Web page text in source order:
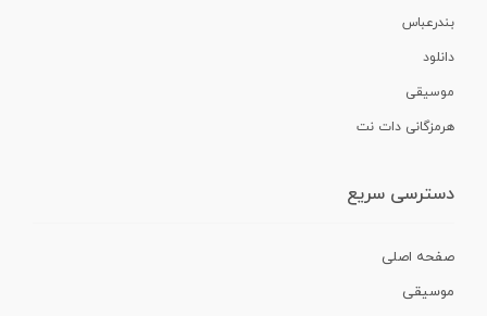
بندرعباس
دانلود
موسیقی
هرمزگانی دات نت
دسترسی سریع
صفحه اصلی
موسیقی